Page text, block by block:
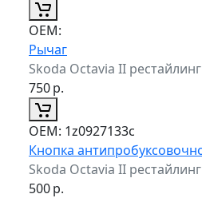
ОЕМ:
Рычаг
Skoda Octavia II
750р.
ОЕМ: 1z0927133c
Кнопка
Skoda Octavia II
500р.